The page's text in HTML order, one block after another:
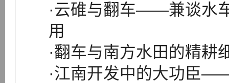
·云碓与翻车——兼谈水
用
·翻车与南方水田的精耕
·江南开发中的大功臣